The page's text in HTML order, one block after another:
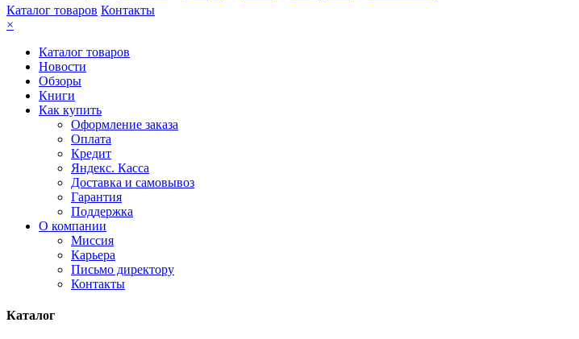
Каталог товаров Контакты
×
Каталог товаров
Новости
Обзоры
Книги
Как купить
Оформление заказа
Оплата
Кредит
Яндекс. Касса
Доставка и самовывоз
Гарантия
Поддержка
О компании
Миссия
Карьера
Письмо директору
Контакты
Каталог